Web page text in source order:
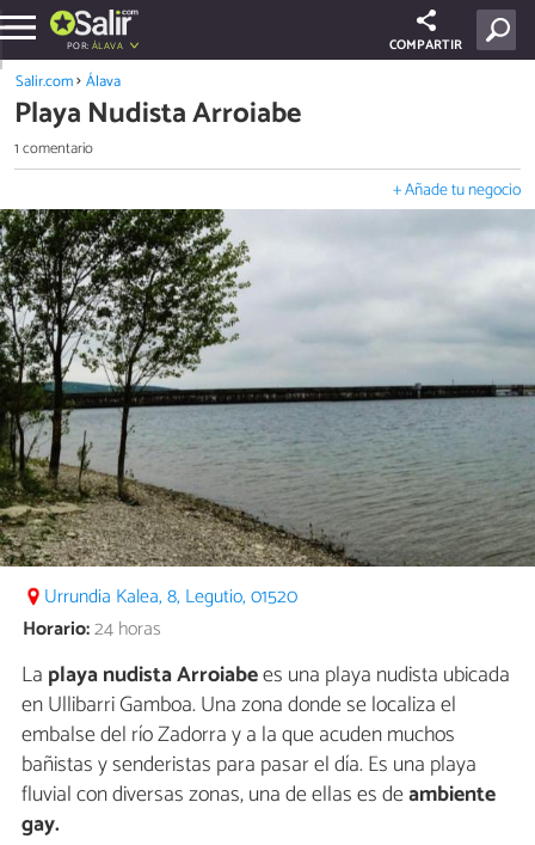
POR: ÁLAVA COMPARTIR
Salir.com Álava
Playa Nudista Arroiabe
1 comentario
+ Añade tu negocio
Urrundia Kalea, 8, Legutio, 01520
Horario:24 horas
La playa nudista Arroiabees una playa nudista ubicada
en Ullibarri Gamboa. Una zona donde se localiza el
embalse del río Zadorra y a la que acuden muchos
bañistas y senderistas para pasar el día. Es una playa
fluvial con diversas zonas, una de ellas es deambiente
gay.